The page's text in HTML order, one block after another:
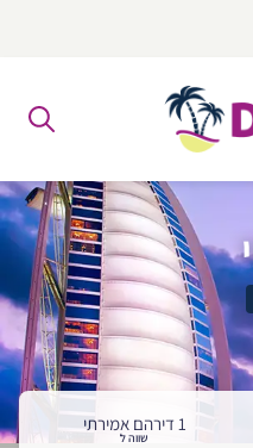
1 דירהם אמירתי
שווה ל